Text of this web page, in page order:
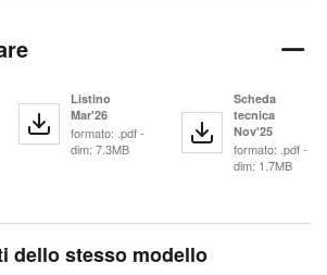
Listino
Mar'26
formato: .pdf -
dim: 7.3MB
Scheda
tecnica
Nov'25
formato: .pdf -
dim: 1.7MB
dello stesso modello